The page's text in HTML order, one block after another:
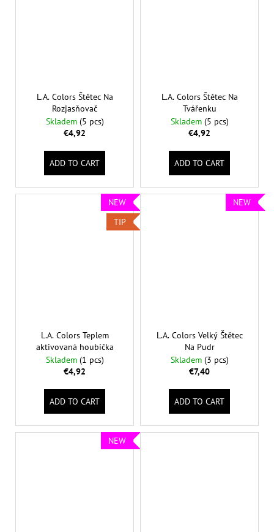
L.A. Colors Štětec Na
Rozjasňovač
Skladem (5 pcs)
€4,92
ADD TO CART
L.A. Colors Štětec Na
Tvářenku
Skladem (5 pcs)
€4,92
ADD TO CART
NEW
TIP
L.A. Colors Teplem
aktivovaná houbička
Skladem (1 pcs)
€4,92
ADD TO CART
NEW
L.A. Colors Velký Štětec
Na Pudr
Skladem (3 pcs)
€7,40
ADD TO CART
NEW